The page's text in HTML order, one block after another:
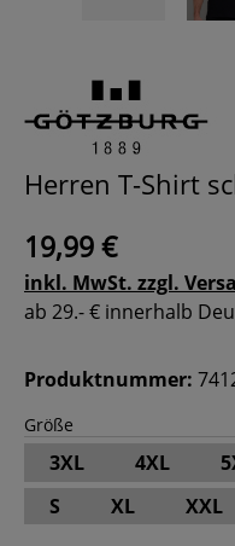
Herren T-Shirt
19,99 €
inkl. MwSt. zzgl.
ab 29.- € innerhalb
Produktnummer:
Größe
3XL 4XL
S
XL XXL